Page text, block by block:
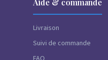
Aide & commande
Livraison
Suivi de commande